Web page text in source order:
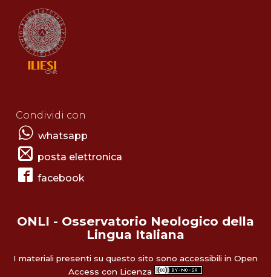
Condividi con
whatsapp
posta elettronica
facebook
ONLI - Osservatorio Neologico della
Lingua Italiana
I materiali presenti su questo sito sono accessibili in Open
Access con Licenza